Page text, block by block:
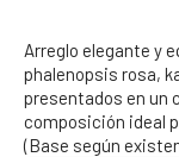
Arreglo elegante y
phalenopsis rosa,
presentados en un
composición ideal
(Base según